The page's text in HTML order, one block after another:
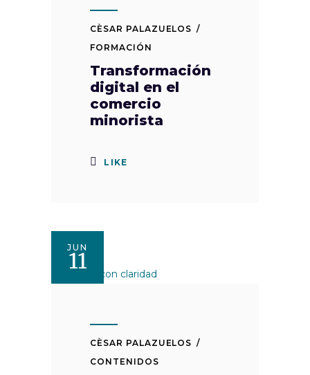
CÈSAR PALAZUELOS
FORMACIÓN
Transformación
digital en el
comercio
minorista
LIKE
JUN
11
CÈSAR PALAZUELOS
CONTENIDOS